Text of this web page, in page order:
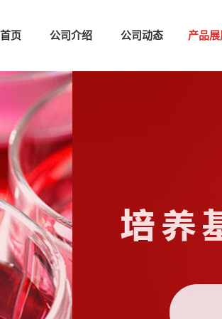
页 公司介绍 公司动态 产品展